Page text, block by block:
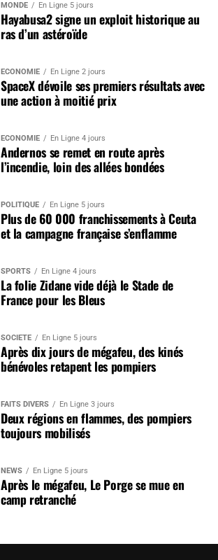
MONDE En Ligne 5 jours
Hayabusa2 signe un exploit historique au
ras d’un astéroïde
ÉCONOMIE En Ligne 2 jours
SpaceX dévoile ses premiers résultats avec
une action à moitié prix
ÉCONOMIE En Ligne 4 jours
Andernos se remet en route après
l’incendie, loin des allées bondées
POLITIQUE En Ligne 5 jours
Plus de 60 000 franchissements à Ceuta
et la campagne française s’enflamme
SPORTS En Ligne 4 jours
La folie Zidane vide déjà le Stade de
France pour les Bleus
SOCIÉTÉ En Ligne 5 jours
Après dix jours de mégafeu, des kinés
bénévoles retapent les pompiers
FAITS DIVERS En Ligne 3 jours
Deux régions en flammes, des pompiers
toujours mobilisés
NEWS En Ligne 5 jours
Après le mégafeu, Le Porge se mue en
camp retranché